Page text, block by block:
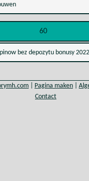
60
bez depozytu bonusy 2022
Pagina maken
Contact